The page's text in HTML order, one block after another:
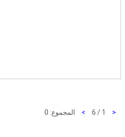
<
1 / 6
> المجموع: 0